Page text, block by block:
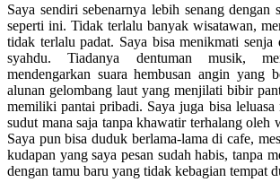
Saya sendiri sebenarnya lebih senang dengan
seperti ini. Tidak terlalu banyak wisatawan,
tidak terlalu padat. Saya bisa menikmati senja
syahdu. Tiadanya dentuman musik,
mendengarkan suara hembusan angin yang
alunan gelombang laut yang menjilati bibir
memiliki pantai pribadi. Saya juga bisa
sudut mana saja tanpa khawatir terhalang oleh
Saya pun bisa duduk berlama-lama di cafe,
kudapan yang saya pesan sudah habis, tanpa
dengan tamu baru yang tidak kebagian tempat